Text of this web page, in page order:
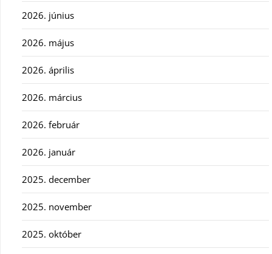
2026. június
2026. május
2026. április
2026. március
2026. február
2026. január
2025. december
2025. november
2025. október